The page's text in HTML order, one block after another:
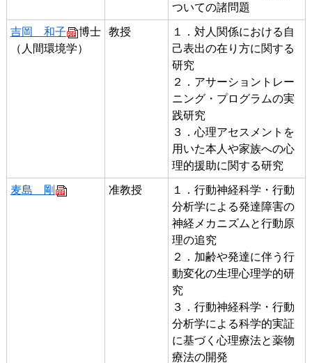
ついての諸問題
吉岡 和子
博士
（人間環境学）
教授
１．対人関係における自
己表出の在り方に関する
研究
２．アサーショントレー
ニング・プログラムの実
践研究
３．心理アセスメントを
用いた本人や家族への心
理的援助に関する研究
麦島 剛 准教授
１．行動神経科学・行動
分析学による発達障害の
神経メカニズムと行動原
理の追究
２．加齢や発達に伴う行
動変化の生理心理学的研
究
３．行動神経科学・行動
分析学による科学的実証
に基づく心理療法と薬物
療法の開発